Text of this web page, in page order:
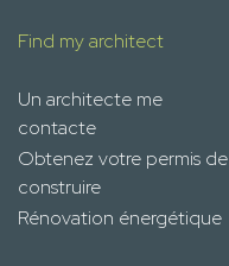
Find my architect
Un architecte me
contacte
Obtenez votre permis de
construire
Rénovation énergétique